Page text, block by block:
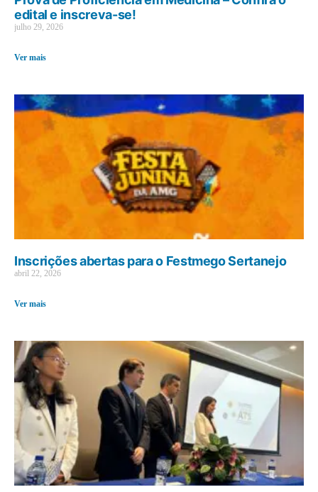
edital e inscreva-se!
julho 29, 2026
Ver mais
Inscrições abertas para o Festmego Sertanejo
abril 22, 2026
Ver mais